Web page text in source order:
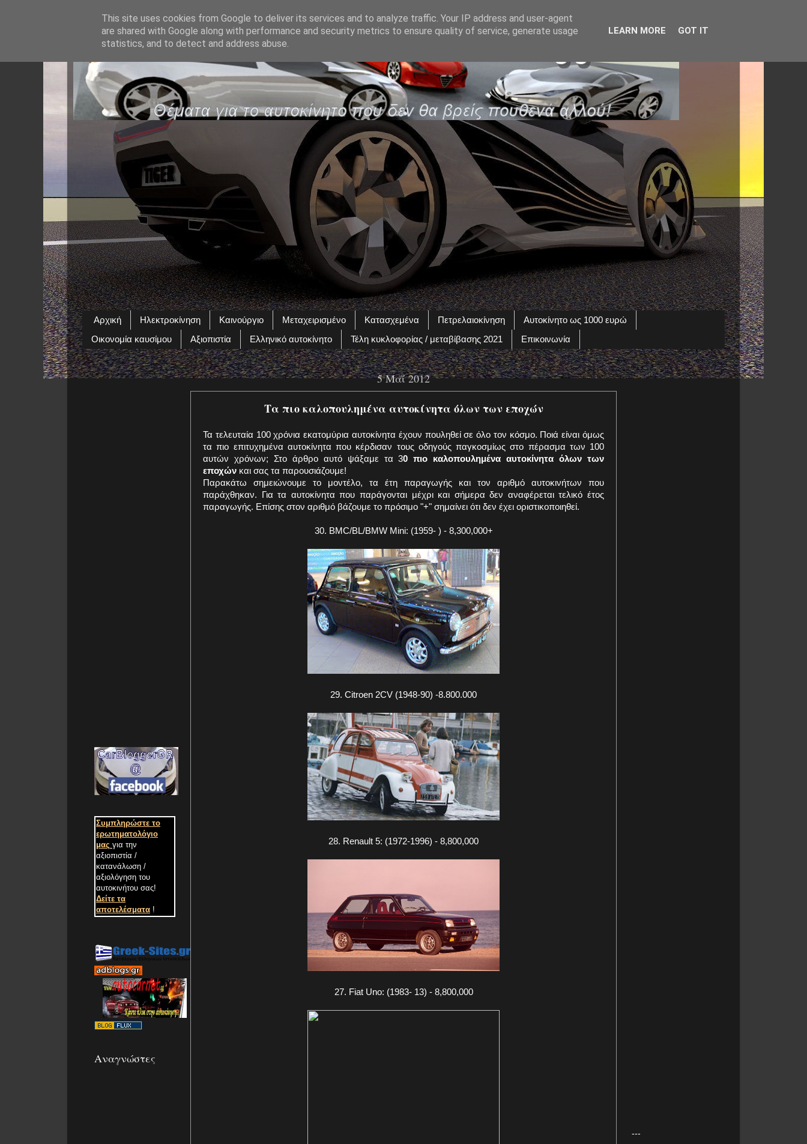
Αρχική Ηλεκτροκίνηση Καινούργιο Μεταχειρισμένο Κατασχεμένα Πετρελαιοκίνηση
Αυτοκίνητο ως 1000 ευρώ
Οικονομία καυσίμου
Αξιοπιστία Ελληνικό αυτοκίνητο Τέλη κυκλοφορίας / μεταβίβασης 2021 Επικοινωνία
5 Μαΐ 2012
Τα πιο καλοπουλημένα αυτοκίνητα όλων των εποχών
Τα τελευταία 100 χρόνια εκατομύρια αυτοκίνητα έχουν πουληθεί σε όλο τον κόσμο. Ποιά είναι όμως
τα πιο επιτυχημένα αυτοκίνητα που κέρδισαν τους οδηγούς παγκοσμίως στο πέρασμα των 100
αυτών χρόνων; Στο άρθρο αυτό ψάξαμε τα 30 πιο καλοπουλημένα αυτοκίνητα όλων των
εποχών και σας τα παρουσιάζουμε!
Παρακάτω σημειώνουμε το μοντέλο, τα έτη παραγωγής και τον αριθμό αυτοκινήτων που
παράχθηκαν. Για τα αυτοκίνητα που παράγονται μέχρι και σήμερα δεν αναφέρεται τελικό έτος
παραγωγής. Επίσης στον αριθμό βάζουμε το πρόσιμο "+" σημαίνει ότι δεν έχει οριστικοποιηθεί.
30. BMC/BL/BMW Mini: (1959- ) - 8,300,000+
29. Citroen 2CV (1948-90) -8.800.000
28. Renault 5: (1972-1996) - 8,800,000
27. Fiat Uno: (1983- 13) - 8,800,000
Συμπληρώστε το
ερωτηματολόγιο
μας για την
αξιοπιστία /
κατανάλωση /
αξιολόγηση του
αυτοκινήτου σας!
Δείτε τα
αποτελέσματα !
Αναγνώστες
---
This site uses cookies from Google to deliver its services and to analyze traffic. Your IP address and user-agent
are shared with Google along with performance and security metrics to ensure quality of service, generate usage
statistics, and to detect and address abuse.
LEARN MORE GOT IT